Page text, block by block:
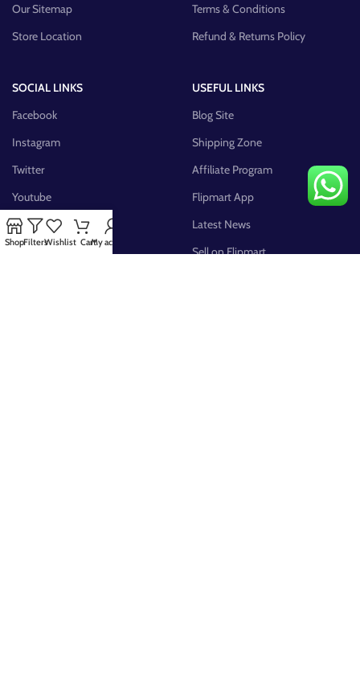
Our Sitemap
Store Location
Terms & Conditions
Refund & Returns Policy
SOCIAL LINKS
Facebook
Instagram
Twitter
Youtube
Pinterest
FB Group
USEFUL LINKS
Blog Site
Shipping Zone
Affiliate Program
Flipmart App
Latest News
Sell on Flipmart
ShopFiltersWishlist CartMy account